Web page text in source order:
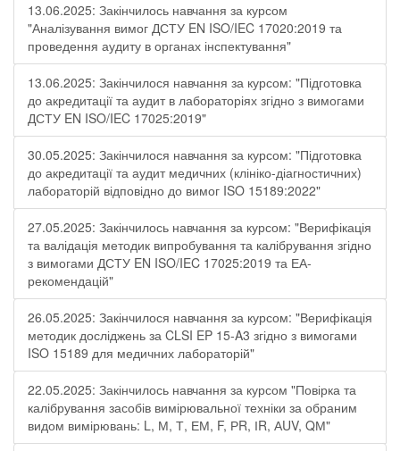
13.06.2025: Закінчилось навчання за курсом
"Аналізування вимог ДСТУ EN ISO/IEC 17020:2019 та
проведення аудиту в органах інспектування"
13.06.2025: Закінчилося навчання за курсом: "Підготовка
до акредитації та аудит в лабораторіях згідно з вимогами
ДСТУ EN ISO/IEC 17025:2019"
30.05.2025: Закінчилося навчання за курсом: "Підготовка
до акредитації та аудит медичних (клініко-діагностичних)
лабораторій відповідно до вимог ISO 15189:2022"
27.05.2025: Закінчилось навчання за курсом: "Верифікація
та валідація методик випробування та калібрування згідно
з вимогами ДСТУ EN ISO/IEC 17025:2019 та ЕА-
рекомендацій"
26.05.2025: Закінчилося навчання за курсом: "Верифікація
методик досліджень за CLSI EP 15-A3 згідно з вимогами
ISO 15189 для медичних лабораторій"
22.05.2025: Закінчилось навчання за курсом "Повірка та
калібрування засобів вимірювальної техніки за обраним
видом вимірювань: L, М, Т, ЕМ, F, РR, ІR, АUV, QМ"